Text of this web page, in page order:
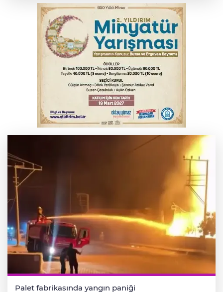
THY temmuzda yolcu rekoru kırdı
Trabzonspor'da Folcarelli ameliyat oldu
Serbest piyasada döviz fiyatları
6. Perseid Meteor Yağmuru Gözlem
Etkinliği Karacabey'de gökyüzü
tutkunlarını buluşturacak
Palet fabrikasında yangın paniği